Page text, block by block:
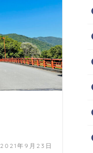
2021年9月23日